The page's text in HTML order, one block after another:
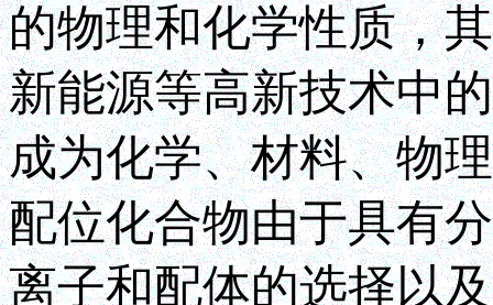
的物理和化学性质，
新能源等高新技术中
成为化学、材料、物
配位化合物由于具有
离子和配体的选择以